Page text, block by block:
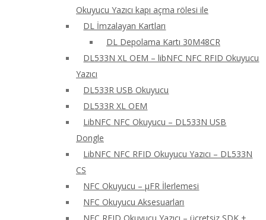
Okuyucu Yazıcı kapı açma rölesi ile
DL İmzalayan Kartları
DL Depolama Kartı 30M48CR
DL533N XL OEM – libNFC NFC RFID Okuyucu
Yazıcı
DL533R USB Okuyucu
DL533R XL OEM
LibNFC NFC Okuyucu – DL533N USB
Dongle
LibNFC NFC RFID Okuyucu Yazıcı – DL533N
CS
NFC Okuyucu – μFR İlerlemesi
NFC Okuyucu Aksesuarları